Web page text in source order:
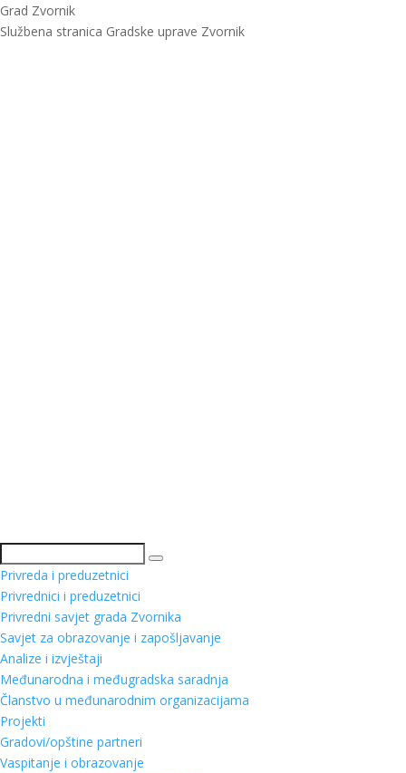
Grad Zvornik
Službena stranica Gradske uprave Zvornik
Pretraga
Privreda i preduzetnici
Privrednici i preduzetnici
Privredni savjet grada Zvornika
Savjet za obrazovanje i zapošljavanje
Analize i izvještaji
Međunarodna i međugradska saradnja
Članstvo u međunarodnim organizacijama
Projekti
Gradovi/opštine partneri
Vaspitanje i obrazovanje